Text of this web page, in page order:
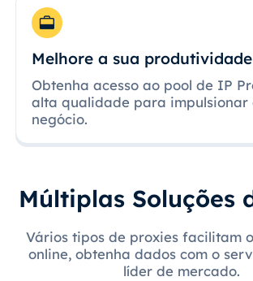
Melhore a sua produtividade
Obtenha acesso ao pool de IP
alta qualidade para impulsionar
negócio.
Múltiplas Soluções
Vários tipos de proxies facilitam
online, obtenha dados com o
líder de mercado.